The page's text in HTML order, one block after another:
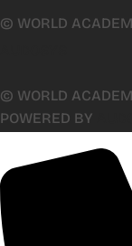
© WORLD
© WORLD
POWERED BY